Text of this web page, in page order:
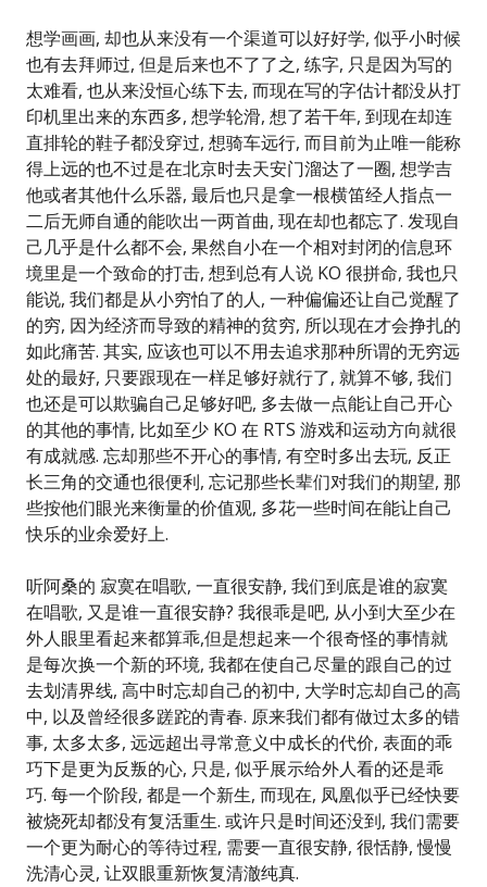
想学画画, 却也从来没有一个渠道可以好好学, 似乎小时候
也有去拜师过, 但是后来也不了了之, 练字, 只是因为写的
太难看, 也从来没恒心练下去, 而现在写的字估计都没从打
印机里出来的东西多, 想学轮滑, 想了若干年, 到现在却连
直排轮的鞋子都没穿过, 想骑车远行, 而目前为止唯一能称
得上远的也不过是在北京时去天安门溜达了一圈, 想学吉
他或者其他什么乐器, 最后也只是拿一根横笛经人指点一
二后无师自通的能吹出一两首曲, 现在却也都忘了. 发现自
己几乎是什么都不会, 果然自小在一个相对封闭的信息环
境里是一个致命的打击, 想到总有人说 KO 很拼命, 我也只
能说, 我们都是从小穷怕了的人, 一种偏偏还让自己觉醒了
的穷, 因为经济而导致的精神的贫穷, 所以现在才会挣扎的
如此痛苦. 其实, 应该也可以不用去追求那种所谓的无穷远
处的最好, 只要跟现在一样足够好就行了, 就算不够, 我们
也还是可以欺骗自己足够好吧, 多去做一点能让自己开心
的其他的事情, 比如至少 KO 在 RTS 游戏和运动方向就很
有成就感. 忘却那些不开心的事情, 有空时多出去玩, 反正
长三角的交通也很便利, 忘记那些长辈们对我们的期望, 那
些按他们眼光来衡量的价值观, 多花一些时间在能让自己
快乐的业余爱好上.
听阿桑的 寂寞在唱歌, 一直很安静, 我们到底是谁的寂寞
在唱歌, 又是谁一直很安静? 我很乖是吧, 从小到大至少在
外人眼里看起来都算乖,但是想起来一个很奇怪的事情就
是每次换一个新的环境, 我都在使自己尽量的跟自己的过
去划清界线, 高中时忘却自己的初中, 大学时忘却自己的高
中, 以及曾经很多蹉跎的青春. 原来我们都有做过太多的错
事, 太多太多, 远远超出寻常意义中成长的代价, 表面的乖
巧下是更为反叛的心, 只是, 似乎展示给外人看的还是乖
巧. 每一个阶段, 都是一个新生, 而现在, 凤凰似乎已经快要
被烧死却都没有复活重生. 或许只是时间还没到, 我们需要
一个更为耐心的等待过程, 需要一直很安静, 很恬静, 慢慢
洗清心灵, 让双眼重新恢复清澈纯真.